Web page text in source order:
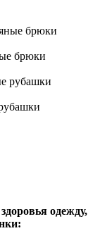
брюки
одежду,